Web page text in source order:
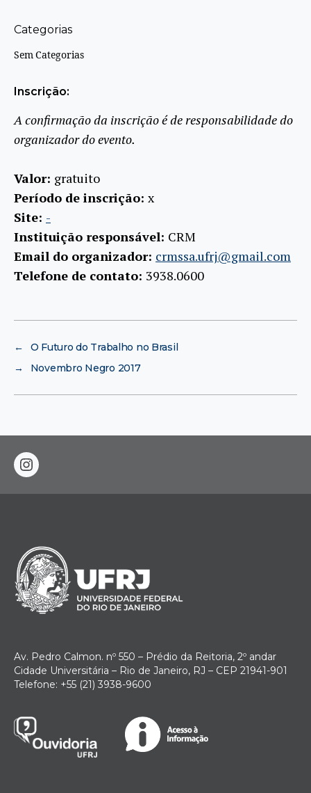
Categorias
Sem Categorias
Inscrição:
A confirmação da inscrição é de responsabilidade do
organizador do evento.
Valor: gratuito
Período de inscrição: x
Site: -
Instituição responsável: CRM
Email do organizador: crmssa.ufrj@gmail.com
Telefone de contato: 3938.0600
←
O Futuro do Trabalho no Brasil
→
Novembro Negro 2017
instagram
Av. Pedro Calmon. nº 550 – Prédio da Reitoria, 2º andar
Cidade Universitária – Rio de Janeiro, RJ – CEP 21941-901
Telefone: +55 (21) 3938-9600